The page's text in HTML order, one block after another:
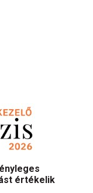
értékelik